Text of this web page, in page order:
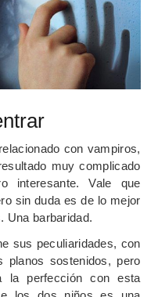
con vampiros,
muy complicado
interesante. Vale que
sin duda es de lo mejor
Una barbaridad.
sus peculiaridades, con
planos sostenidos, pero
la perfección con esta